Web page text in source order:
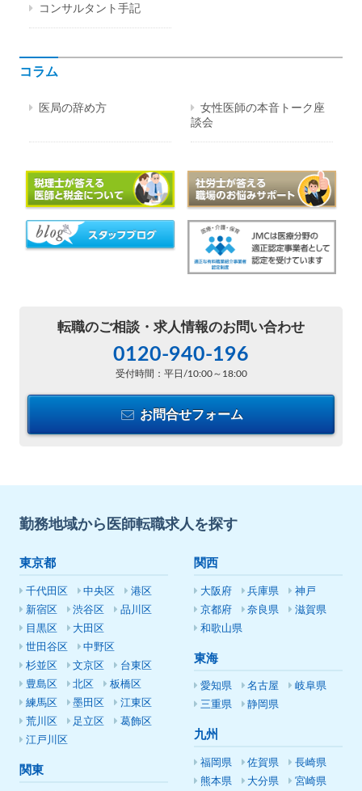
コンサルタント手記
コラム
医局の辞め方
女性医師の本音トーク座
談会
転職のご相談・ 求人情報のお問い合わせ
0120-940-196
受付時間：平日/10:00～18:00
お問合せフォーム
勤務地域から医師転職求人を探す
東京都
千代田区 中央区
港区
新宿区
渋谷区
品川区
目黒区
大田区
世田谷区
中野区
杉並区
文京区
台東区
豊島区
北区
板橋区
練馬区
墨田区
江東区
荒川区
足立区
葛飾区
江戸川区
関東
関西
大阪府 兵庫県
神戸
京都府
奈良県
滋賀県
和歌山県
東海
愛知県 名古屋
岐阜県
三重県
静岡県
九州
福岡県 佐賀県
長崎県
熊本県
大分県
宮崎県